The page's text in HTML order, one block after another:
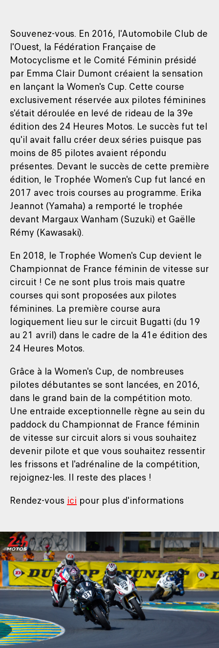
Souvenez-vous. En 2016, l'Automobile Club de
l'Ouest, la Fédération Française de
Motocyclisme et le Comité Féminin présidé
par Emma Clair Dumont créaient la sensation
en lançant la Women's Cup. Cette course
exclusivement réservée aux pilotes féminines
s'était déroulée en levé de rideau de la 39e
édition des 24 Heures Motos. Le succès fut tel
qu'il avait fallu créer deux séries puisque pas
moins de 85 pilotes avaient répondu
présentes. Devant le succès de cette première
édition, le Trophée Women's Cup fut lancé en
2017 avec trois courses au programme. Erika
Jeannot (Yamaha) a remporté le trophée
devant Margaux Wanham (Suzuki) et Gaëlle
Rémy (Kawasaki).
En 2018, le Trophée Women's Cup devient le
Championnat de France féminin de vitesse sur
circuit ! Ce ne sont plus trois mais quatre
courses qui sont proposées aux pilotes
féminines. La première course aura
logiquement lieu sur le circuit Bugatti (du 19
au 21 avril) dans le cadre de la 41e édition des
24 Heures Motos.
Grâce à la Women's Cup, de nombreuses
pilotes débutantes se sont lancées, en 2016,
dans le grand bain de la compétition moto.
Une entraide exceptionnelle règne au sein du
paddock du Championnat de France féminin
de vitesse sur circuit alors si vous souhaitez
devenir pilote et que vous souhaitez ressentir
les frissons et l'adrénaline de la compétition,
rejoignez-les. Il reste des places !
Rendez-vous ici pour plus d'informations